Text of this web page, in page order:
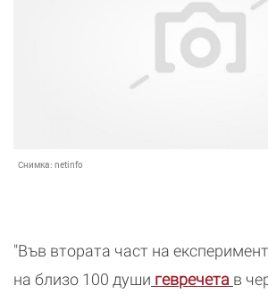
Снимка: netinfo
"Във втората част на
на близо 100 души гевречета в